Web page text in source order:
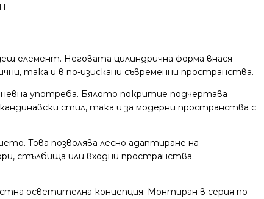
елемент. Неговата цилиндрична форма внася
така и в по-изискани съвременни пространства.
употреба. Бялото покритие подчертава
стил, така и за модерни пространства с
Това позволява лесно адаптиране на
стълбища или входни пространства.
осветителна концепция. Монтиран в серия по